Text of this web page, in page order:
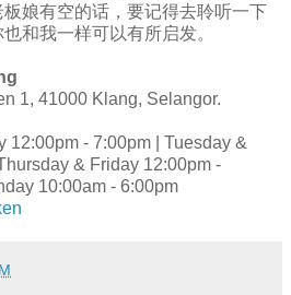
娘有空的话，要记得去聆听一下
和我一样可以有所启发。
1, 41000 Klang, Selangor.
12:00pm - 7:00pm | Tuesday &
& Friday 12:00pm -
10:00am - 6:00pm